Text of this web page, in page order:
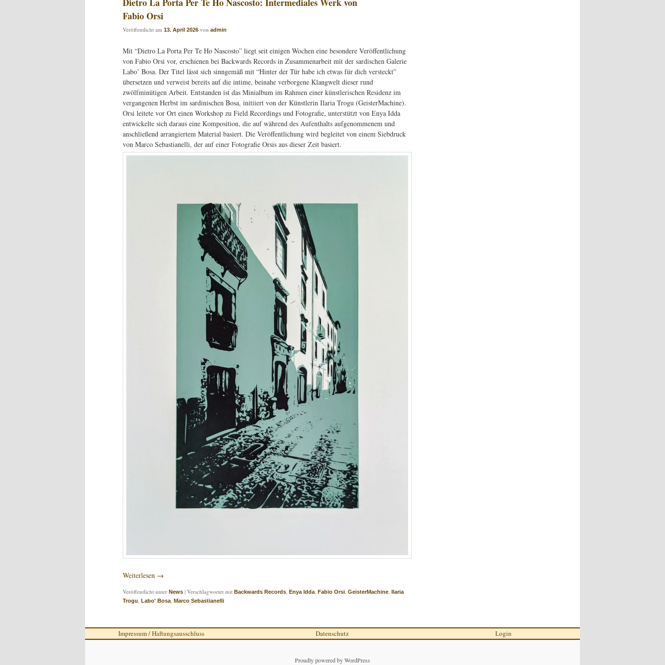
Fabio Orsi
Veröffentlicht am 13. April 2026 von admin
Mit “Dietro La Porta Per Te Ho Nascosto” liegt seit einigen Wochen eine besondere Veröffentlichung
von Fabio Orsi vor, erschienen bei Backwards Records in Zusammenarbeit mit der sardischen Galerie
Labo’ Bosa. Der Titel lässt sich sinngemäß mit “Hinter der Tür habe ich etwas für dich versteckt”
übersetzen und verweist bereits auf die intime, beinahe verborgene Klangwelt dieser rund
zwölfminütigen Arbeit. Entstanden ist das Minialbum im Rahmen einer künstlerischen Residenz im
vergangenen Herbst im sardinischen Bosa, initiiert von der Künstlerin Ilaria Trogu (GeisterMachine).
Orsi leitete vor Ort einen Workshop zu Field Recordings und Fotografie, unterstützt von Enya Idda
entwickelte sich daraus eine Komposition, die auf während des Aufenthalts aufgenommenem und
anschließend arrangiertem Material basiert. Die Veröffentlichung wird begleitet von einem Siebdruck
von Marco Sebastianelli, der auf einer Fotografie Orsis aus dieser Zeit basiert.
Weiterlesen →
Veröffentlicht unter News | Verschlagwortet mit Backwards Records Enya Idda Fabio Orsi GeisterMachine Ilaria
Trogu Labo' Bosa Marco Sebastianelli
Impressum / Haftungsausschluss Datenschutz Login
Proudly powered by WordPress